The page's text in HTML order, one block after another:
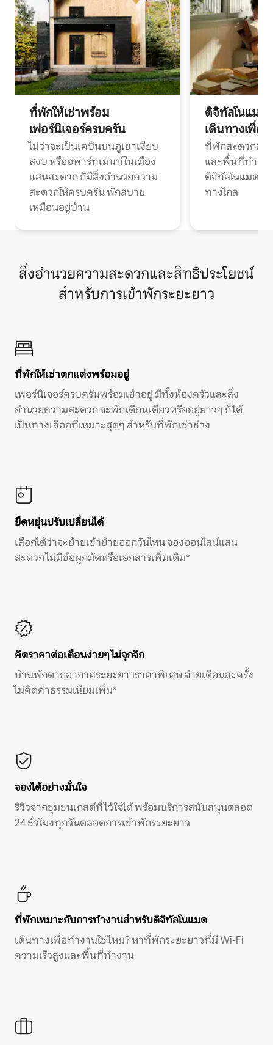
ที่พักให้เช่าพร้อม
เฟอร์นิเจอร์ครบครัน
ไม่ว่าจะเป็นเคบินบนภูเขาเงียบ
สงบ หรืออพาร์ทเมนท์ในเมือง
แสนสะดวก ก็มีสิ่งอำนวยความ
สะดวกให้ครบครัน พักสบาย
เหมือนอยู่บ้าน
ดิจิทัลโนแมด
เดินทางเพื่อ
ที่พักสะดวกสบ
และพื้นที่ทำงา
ดิจิทัลโนแมดแ
ทางไกล
สิ่งอำนวยความสะดวกและสิทธิประโยชน์
สำหรับการเข้าพักระยะยาว
ที่พักให้เช่าตกแต่งพร้อมอยู่
เฟอร์นิเจอร์ครบครันพร้อมเข้าอยู่ มีทั้งห้องครัวและสิ่ง
อำนวยความสะดวก จะพักเดือนเดียวหรืออยู่ยาวๆ ก็ได้
เป็นทางเลือกที่เหมาะสุดๆ สำหรับที่พักเช่าช่วง
ยืดหยุ่นปรับเปลี่ยนได้
เลือกได้ว่าจะย้ายเข้าย้ายออกวันไหน จองออนไลน์แสน
สะดวก ไม่มีข้อผูกมัดหรือเอกสารเพิ่มเติม*
คิดราคาต่อเดือนง่ายๆ ไม่จุกจิก
บ้านพักตากอากาศระยะยาวราคาพิเศษ จ่ายเดือนละครั้ง
ไม่คิดค่าธรรมเนียมเพิ่ม*
จองได้อย่างมั่นใจ
รีวิวจากชุมชนเกสต์ที่ไว้ใจได้ พร้อมบริการสนับสนุนตลอด
24 ชั่วโมงทุกวันตลอดการเข้าพักระยะยาว
ที่พักเหมาะกับการทำงานสำหรับดิจิทัลโนแมด
เดินทางเพื่อทำงานใช่ไหม? หาที่พักระยะยาวที่มี Wi-Fi
ความเร็วสูงและพื้นที่ทำงาน